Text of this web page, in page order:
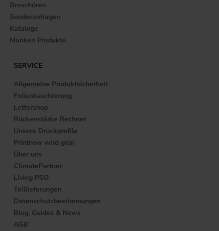
Broschüren
Sonderanfragen
Kataloge
Munken Produkte
SERVICE
Allgemeine Produktsicherheit
Folienkaschierung
Lettershop
Rückenstärke Rechner
Unsere Druckprofile
Printnow wird grün
Über uns
ClimatePartner
Living PSO
Teillieferungen
Datenschutzbestimmungen
Blog, Guides & News
AGB